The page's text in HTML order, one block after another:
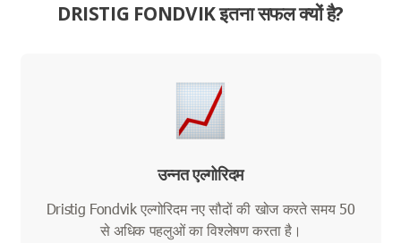
DRISTIG FONDVIK इतना सफल क्यों है?
उन्नत एल्गोरिदम
Dristig Fondvik एल्गोरिदम नए सौदों की खोज करते समय 50
से अधिक पहलुओं का विश्लेषण करता है।